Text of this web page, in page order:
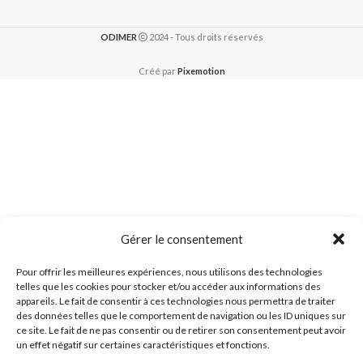
Gérer le consentement
Pour offrir les meilleures expériences, nous utilisons des technologies
telles que les cookies pour stocker et/ou accéder aux informations des
appareils. Le fait de consentir à ces technologies nous permettra de traiter
des données telles que le comportement de navigation ou les ID uniques sur
ce site. Le fait de ne pas consentir ou de retirer son consentement peut avoir
un effet négatif sur certaines caractéristiques et fonctions.
ODIMER 2024 - Tous droits réservés
Créé parPixemotion